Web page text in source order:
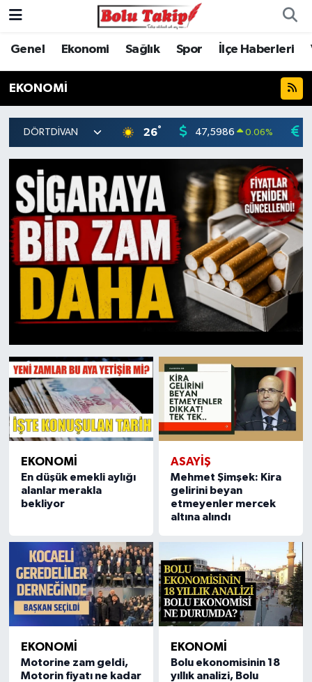
Genel Ekonomi Sağlık Spor İlçe Haberleri
EKONOMİ
26° 47,5986 0.06%
EKONOMİ
En düşük emekli aylığı
alanlar merakla
bekliyor
ASAYIŞ
Mehmet Şimşek: Kira
gelirini beyan
etmeyenler mercek
altına alındı
EKONOMİ
Motorine zam geldi,
Motorin fiyatı ne kadar
EKONOMİ
Bolu ekonomisinin 18
yıllık analizi, Bolu